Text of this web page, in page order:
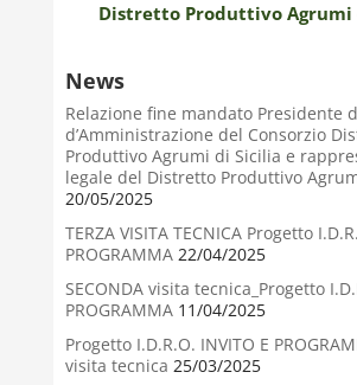
Distretto Produttivo Agrumi
News
Relazione fine mandato Presidente
d’Amministrazione del Consorzio
Produttivo Agrumi di Sicilia e
legale del Distretto Produttivo
20/05/2025
TERZA VISITA TECNICA Progetto
PROGRAMMA22/04/2025
SECONDA visita tecnica_Progetto
PROGRAMMA11/04/2025
Progetto I.D.R.O. INVITO E
visita tecnica 25/03/2025